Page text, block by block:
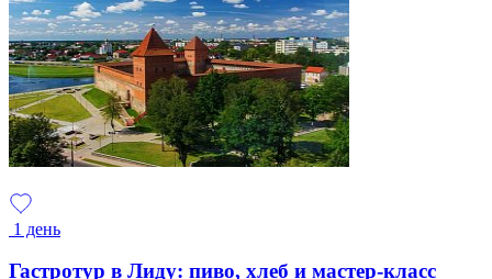
1 день
Гастротур в Лиду: пиво, хлеб и мастер-класс